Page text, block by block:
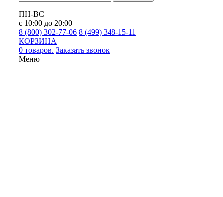
ПН-ВС
с 10:00 до 20:00
8 (800) 302-77-06 8 (499) 348-15-11
КОРЗИНА
0 товаров. Заказать звонок
Меню